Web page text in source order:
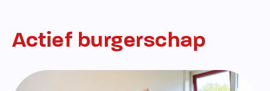
Actief burgerschap